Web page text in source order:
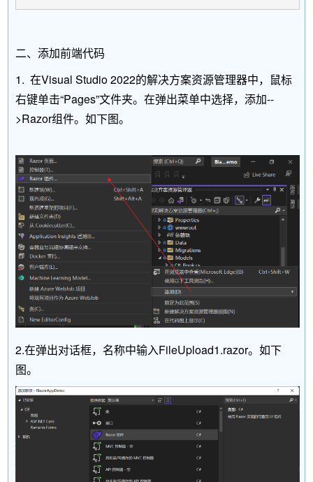
二、添加前端代码
1. 在Visual Studio 2022的解决方案资源管理器中，鼠标
右键单击“Pages”文件夹。在弹出菜单中选择，添加--
>Razor组件。如下图。
2.在弹出对话框，名称中输入FileUpload1.razor。如下
图。